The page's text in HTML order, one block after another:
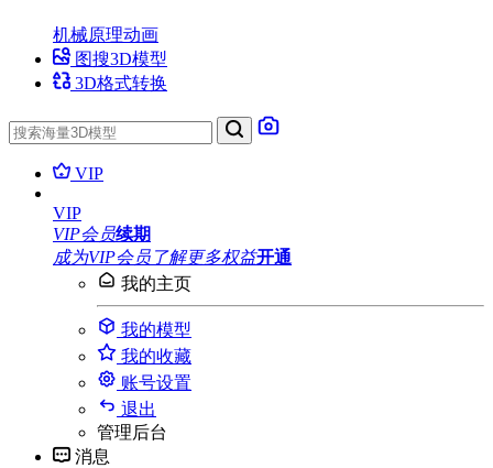
机械原理动画
图搜3D模型
3D格式转换
VIP
VIP
VIP会员续期
成为VIP会员 了解更多权益开通
我的主页
我的模型
我的收藏
账号设置
退出
管理后台
消息